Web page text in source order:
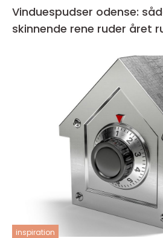
Vinduespudser odense:
skinnende rene ruder året
inspiration